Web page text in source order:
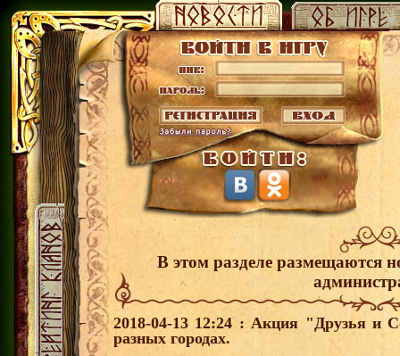
В этом разделе размещаются
2018-04-13 12:24 : Акция "Друзья и
разных городах.